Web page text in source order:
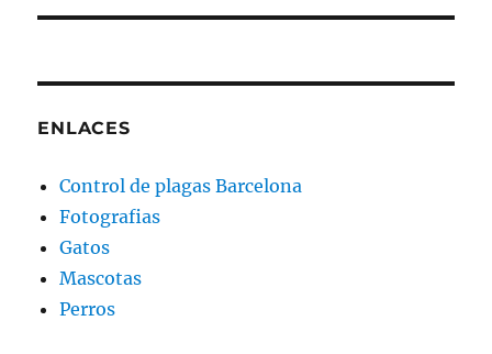
ENLACES
Control de plagas Barcelona
Fotografias
Gatos
Mascotas
Perros